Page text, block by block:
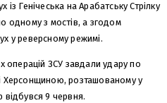
Генічеська на Арабатську Стрілку
одному з мостів, а згодом
у реверсному режимі.
операцій ЗСУ завдали удару по
Херсонщиною, розташованому у
відбувся 9 червня.